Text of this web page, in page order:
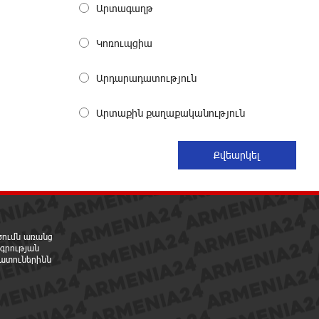
փոխգնդապետ, հետախուզական զորքերի
տարեդարձն է
ին և 13-ին գազ չի լինելու․
13 ժամ առաջ
տեղի ունեցած ջրհեղեղների
Արտագաղթ
Կոռուպցիա
Արդարադատություն
Արտաքին քաղաքականություն
առանց